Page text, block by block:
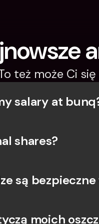
też może Ci
salary at
shares?
są
moich